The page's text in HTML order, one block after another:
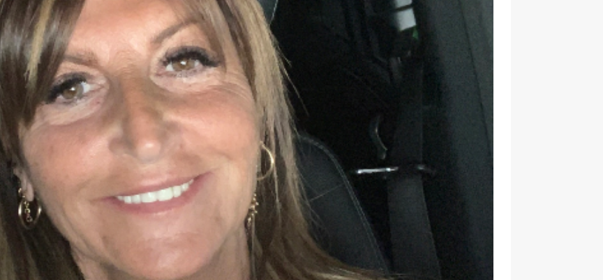
Popa
FEATURED
Le Saint n°6 de Tatiana Niculescu aux Éditions
: Malraux est là où il faut être quand la liberté l’exige
de Clermont-Tonnerre, Prix Renaudot 2025 : Revisiter
FEATURED
: Pour moi, le poète accepte de prêter sa voix aux
nommer